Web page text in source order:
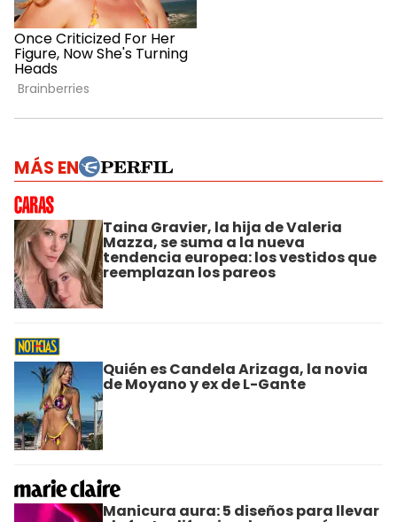
MÁS EN
Taina Gravier, la hija de Valeria
Mazza, se suma a la nueva
tendencia europea: los vestidos que
reemplazan los pareos
Quién es Candela Arizaga, la novia
de Moyano y ex de L-Gante
Manicura aura: 5 diseños para llevar